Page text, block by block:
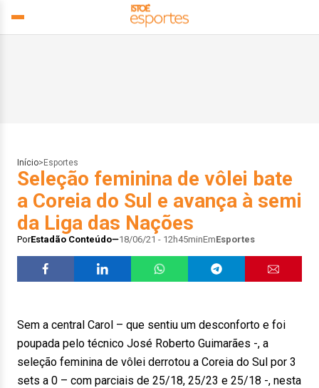
Início> Esportes
Seleção feminina de vôlei bate
a Coreia do Sul e avança à semi
da Liga das Nações
PorEstadão Conteúdo 18/06/21 - 12h45minEmEsportes
Sem a central Carol – que sentiu um desconforto e foi
poupada pelo técnico José Roberto Guimarães -, a
seleção feminina de vôlei derrotou a Coreia do Sul por 3
sets a 0 – com parciais de 25/18, 25/23 e 25/18 -, nesta